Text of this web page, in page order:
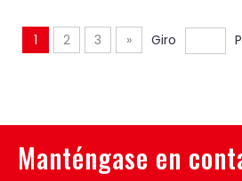
(C)
1 2 3 » Giro
Manténgase en